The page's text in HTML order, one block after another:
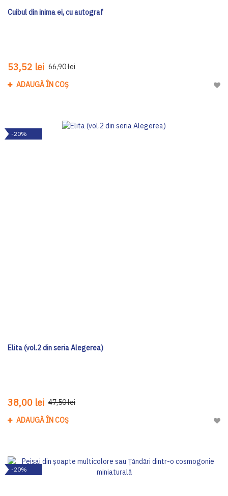
Cuibul din inima ei, cu autograf
53,52 lei 66,90 lei
ADAUGĂ ÎN COȘ
-20%
Elita (vol.2 din seria Alegerea)
38,00 lei 47,50 lei
ADAUGĂ ÎN COȘ
-20%